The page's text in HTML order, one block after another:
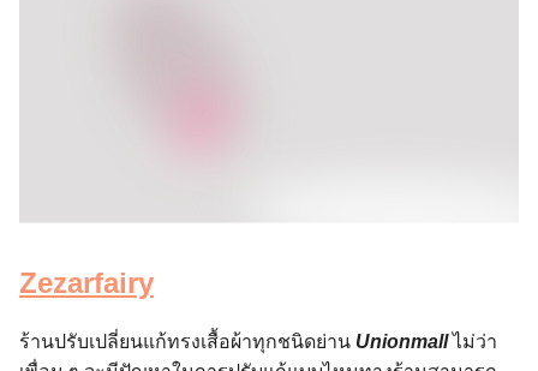
Zezarfairy
ร้านปรับเปลี่ยนแก้ทรงเสื้อผ้าทุกชนิดย่าน Unionmallไม่ว่า